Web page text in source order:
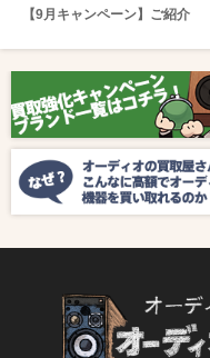
【9月キャンペーン】ご紹介
【8月キャンペーン】ご紹介
2024/10/04 新着情報
【ラジオ番組放送のお知らせ】